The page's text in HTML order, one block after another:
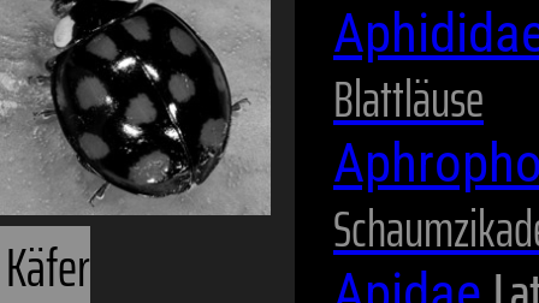
Käfer
Blattläuse